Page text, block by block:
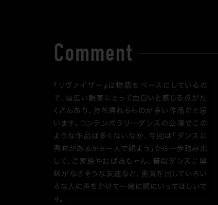
Comment
『リヴァイザー』は物語をベースにしているの
で、幅広い観客にとって面白いと感じる点がた
くさんあり、持ち帰れるものが多い作品だと思
います。コンテンポラリーダンスの公演でこの
ような作品は多くないなか、今回は「ダンスに
興味があるから一人で観よう」から一歩踏み出
して、ご家族やおばあちゃん、普段ダンスに興
味がなさそうな友達など、勇気を出していろい
ろな人に声をかけて一緒に観にいってほしいで
す。